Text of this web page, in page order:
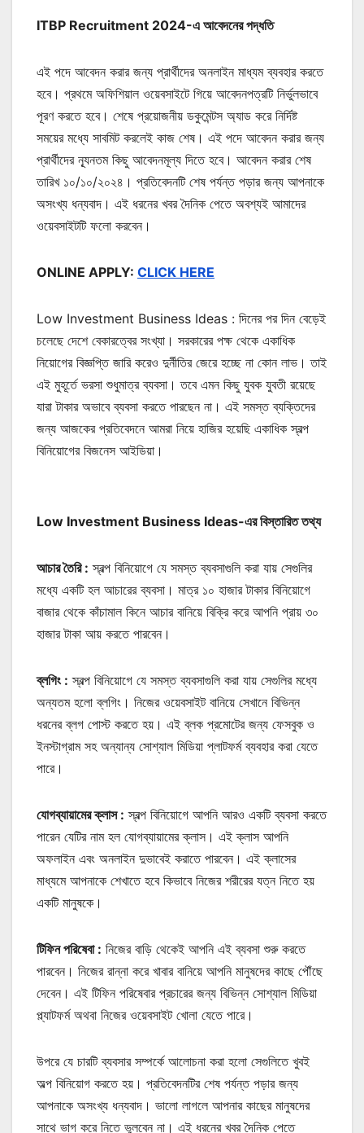
ITBP Recruitment 2024-এ আবেদনের পদ্ধতি
এই পদে আবেদন করার জন্য প্রার্থীদের অনলাইন মাধ্যম ব্যবহার করতে
হবে। প্রথমে অফিশিয়াল ওয়েবসাইটে গিয়ে আবেদনপত্রটি নির্ভুলভাবে
পূরণ করতে হবে। শেষে প্রয়োজনীয় ডকুমেন্টস অ্যাড করে নির্দিষ্ট
সময়ের মধ্যে সাবমিট করলেই কাজ শেষ। এই পদে আবেদন করার জন্য
প্রার্থীদের ন্যূনতম কিছু আবেদনমূল্য দিতে হবে। আবেদন করার শেষ
তারিখ ১০/১০/২০২৪। প্রতিবেদনটি শেষ পর্যন্ত পড়ার জন্য আপনাকে
অসংখ্য ধন্যবাদ। এই ধরনের খবর দৈনিক পেতে অবশ্যই আমাদের
ওয়েবসাইটটি ফলো করবেন।
ONLINE APPLY: CLICK HERE
Low Investment Business Ideas : দিনের পর দিন বেড়েই
চলেছে দেশে বেকারত্বের সংখ্যা। সরকারের পক্ষ থেকে একাধিক
নিয়োগের বিজ্ঞপ্তি জারি করেও দুর্নীতির জেরে হচ্ছে না কোন লাভ। তাই
এই মুহূর্তে ভরসা শুধুমাত্র ব্যবসা। তবে এমন কিছু যুবক যুবতী রয়েছে
যারা টাকার অভাবে ব্যবসা করতে পারছেন না। এই সমস্ত ব্যক্তিদের
জন্য আজকের প্রতিবেদনে আমরা নিয়ে হাজির হয়েছি একাধিক স্বল্প
বিনিয়োগের বিজনেস আইডিয়া।
Low Investment Business Ideas-এর বিস্তারিত তথ্য
আচার তৈরি : স্বল্প বিনিয়োগে যে সমস্ত ব্যবসাগুলি করা যায় সেগুলির
মধ্যে একটি হল আচারের ব্যবসা। মাত্র ১০ হাজার টাকার বিনিয়োগে
বাজার থেকে কাঁচামাল কিনে আচার বানিয়ে বিক্রি করে আপনি প্রায় ৩০
হাজার টাকা আয় করতে পারবেন।
ব্লগিং : স্বল্প বিনিয়োগে যে সমস্ত ব্যবসাগুলি করা যায় সেগুলির মধ্যে
অন্যতম হলো ব্লগিং। নিজের ওয়েবসাইট বানিয়ে সেখানে বিভিন্ন
ধরনের ব্লগ পোস্ট করতে হয়। এই ব্লক প্রমোটের জন্য ফেসবুক ও
ইনস্টাগ্রাম সহ অন্যান্য সোশ্যাল মিডিয়া প্লাটফর্ম ব্যবহার করা যেতে
পারে।
যোগব্যায়ামের ক্লাস : স্বল্প বিনিয়োগে আপনি আরও একটি ব্যবসা করতে
পারেন যেটির নাম হল যোগব্যায়ামের ক্লাস। এই ক্লাস আপনি
অফলাইন এবং অনলাইন দুভাবেই করাতে পারবেন। এই ক্লাসের
মাধ্যমে আপনাকে শেখাতে হবে কিভাবে নিজের শরীরের যত্ন নিতে হয়
একটি মানুষকে।
টিফিন পরিষেবা : নিজের বাড়ি থেকেই আপনি এই ব্যবসা শুরু করতে
পারবেন। নিজের রান্না করে খাবার বানিয়ে আপনি মানুষদের কাছে পৌঁছে
দেবেন। এই টিফিন পরিষেবার প্রচারের জন্য বিভিন্ন সোশ্যাল মিডিয়া
প্ল্যাটফর্ম অথবা নিজের ওয়েবসাইট খোলা যেতে পারে।
উপরে যে চারটি ব্যবসার সম্পর্কে আলোচনা করা হলো সেগুলিতে খুবই
অল্প বিনিয়োগ করতে হয়। প্রতিবেদনটির শেষ পর্যন্ত পড়ার জন্য
আপনাকে অসংখ্য ধন্যবাদ। ভালো লাগলে আপনার কাছের মানুষদের
সাথে ভাগ করে নিতে ভুলবেন না। এই ধরনের খবর দৈনিক পেতে